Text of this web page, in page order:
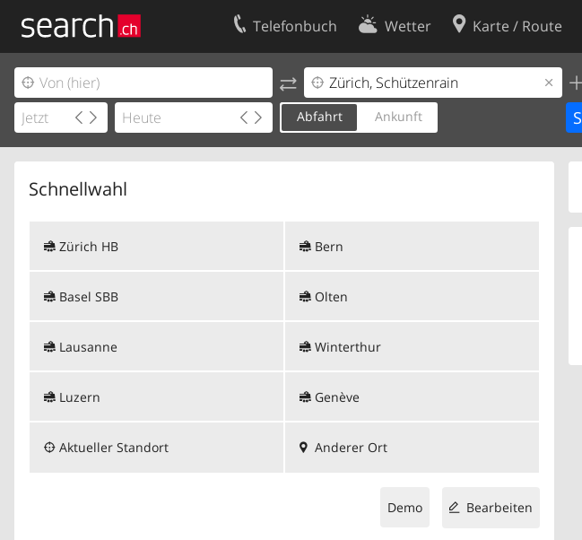
Telefonbuch Wetter Karte / Route
Abfahrt Ankunft
Schnellwahl
Zürich HB
Basel SBB
Lausanne
Luzern
Bern
Olten
Winterthur
Genève
Aktueller Standort Anderer Ort
Bearbeiten
Demo
Ihr Eintrag
Kundencenter Geschäftskunden
Kontakt
Nutzungsbedingungen